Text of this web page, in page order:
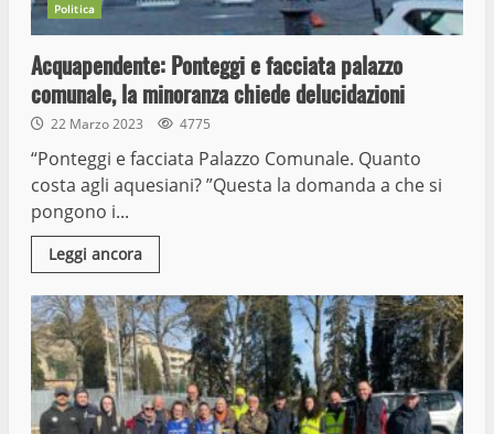
Politica
Acquapendente: Ponteggi e facciata palazzo
comunale, la minoranza chiede delucidazioni
22 Marzo 2023 4775
“Ponteggi e facciata Palazzo Comunale. Quanto
costa agli aquesiani? ”Questa la domanda a che si
pongono i...
Leggi ancora